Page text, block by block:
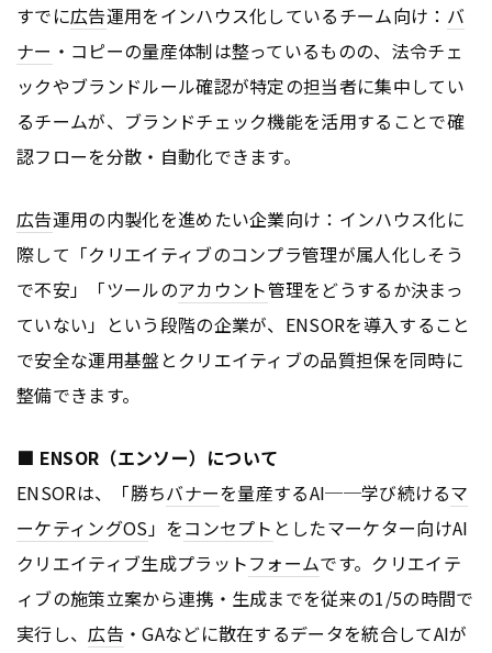
すでに広告運用をインハウス化しているチーム向け： バ
ナー ・コピーの量産体制は整っているものの、法令チェ
ックやブランドルール確認が特定の担当者に集中してい
るチームが、ブランドチェック機能を活用することで確
認フローを分散・自動化できます。
広告運用の内製化を進めたい企業向け：インハウス化に
際して「クリエイティブのコンプラ管理が属人化しそう
で不安」「ツールのアカウント管理をどうするか決まっ
ていない」という段階の企業が、ENSORを導入すること
で安全な運用基盤とクリエイティブの品質担保を同時に
整備できます。
■ ENSOR（エンソー）について
ENSORは、「勝ちバナーを量産するAI──学び続けるマ
ーケティングOS 」をコンセプト としたマーケター向けAI
クリエイティブ生成プラットフォームです。クリエイテ
ィブの施策立案から連携・生成までを従来の1/5の時間で
実行し、 広告 ・GAなどに散在するデータを統合してAIが